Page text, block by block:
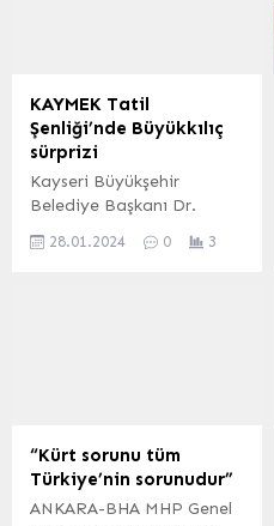
KAYMEK Tatil
Şenliği’nde Büyükkılıç
sürprizi
Kayseri Büyükşehir
Belediye Başkanı Dr.
Kayseri Mesleki Eğitim ve
Mehmet UZEL (KAYSERİ
İGFA) Kayseri Büyükşehir
Belediyesi, öğrenci ve
genç dostu Başkan
28.01.2024 0 3
“Kürt sorunu tüm
Türkiye’nin sorunudur”
ANKARA-BHA MHP Genel